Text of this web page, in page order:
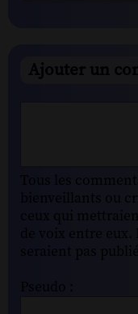
Ajouter un
Tous les
bienveillants ou
ceux qui
de voix entre eux.
seraient pas
Pseudo :